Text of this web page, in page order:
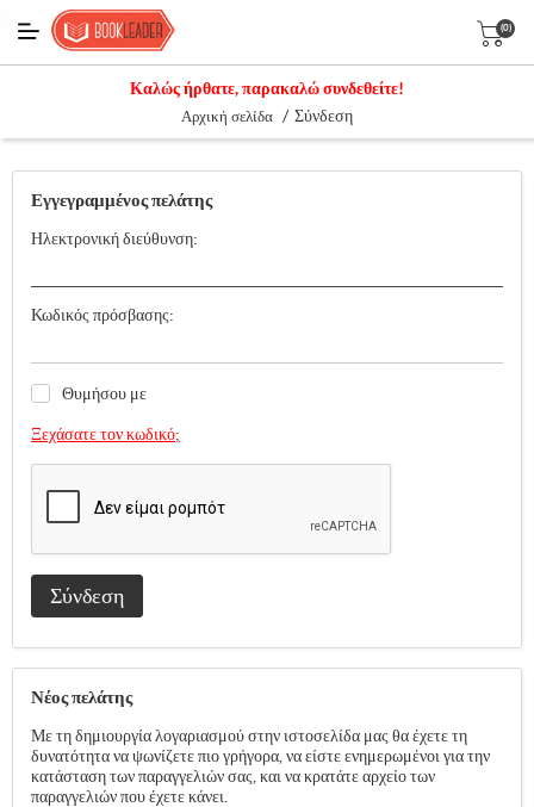
(0)
Καλώς ήρθατε, παρακαλώ συνδεθείτε!
Αρχική σελίδα / Σύνδεση
Εγγεγραμμένος πελάτης
Ηλεκτρονική διεύθυνση:
Κωδικός πρόσβασης:
Θυμήσου με
Ξεχάσατε τον κωδικό;
Σύνδεση
Νέος πελάτης
Με τη δημιουργία λογαριασμού στην ιστοσελίδα μας θα έχετε τη
δυνατότητα να ψωνίζετε πιο γρήγορα, να είστε ενημερωμένοι για την
κατάσταση των παραγγελιών σας, και να κρατάτε αρχείο των
παραγγελιών που έχετε κάνει.